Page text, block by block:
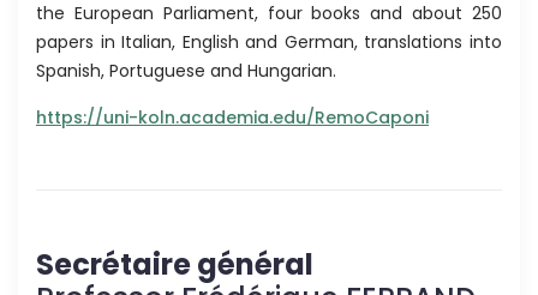
the European Parliament, four books and about 250
papers in Italian, English and German, translations into
Spanish, Portuguese and Hungarian.
https://uni-koln.academia.edu/RemoCaponi
Secrétaire général